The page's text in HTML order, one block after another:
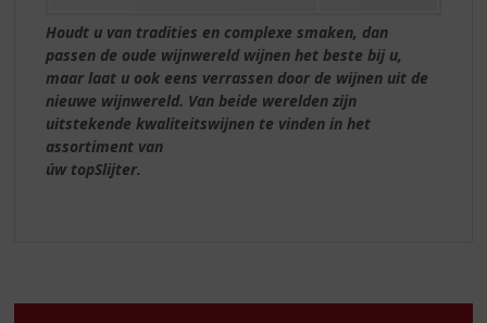
Houdt u van tradities en complexe smaken, dan
passen de oude wijnwereld wijnen het beste bij u,
maar laat u ook eens verrassen door de wijnen uit de
nieuwe wijnwereld. Van beide werelden zijn
uitstekende kwaliteitswijnen te vinden in het
assortiment van
úw topSlijter.